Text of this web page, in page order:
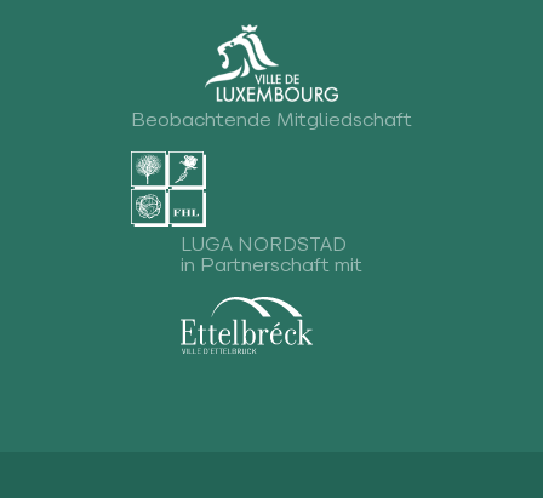
Beobachtende Mitgliedschaft
LUGA NORDSTAD
in Partnerschaft mit